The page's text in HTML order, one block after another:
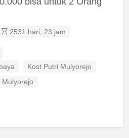
2531 hari, 23 jam
Kost Putri Mulyorejo
Mulyorejo